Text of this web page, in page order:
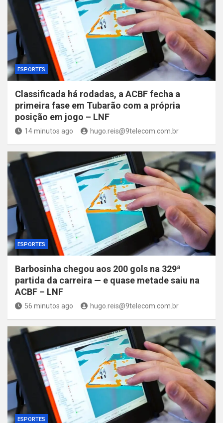
ESPORTES
Classificada há rodadas, a ACBF fecha a
primeira fase em Tubarão com a própria
posição em jogo – LNF
14 minutos ago hugo.reis@9telecom.com.br
ESPORTES
Barbosinha chegou aos 200 gols na 329ª
partida da carreira — e quase metade saiu na
ACBF – LNF
56 minutos ago hugo.reis@9telecom.com.br
ESPORTES